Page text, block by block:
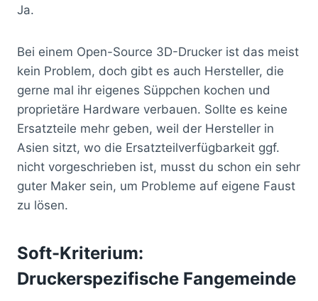
Ja.
Bei einem Open-Source 3D-Drucker ist das meist
kein Problem, doch gibt es auch Hersteller, die
gerne mal ihr eigenes Süppchen kochen und
proprietäre Hardware verbauen. Sollte es keine
Ersatzteile mehr geben, weil der Hersteller in
Asien sitzt, wo die Ersatzteilverfügbarkeit ggf.
nicht vorgeschrieben ist, musst du schon ein sehr
guter Maker sein, um Probleme auf eigene Faust
zu lösen.
Soft-Kriterium:
Druckerspezifische Fangemeinde